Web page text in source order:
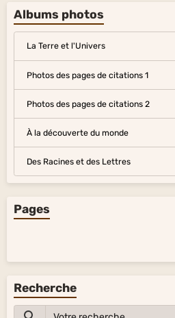
Albums photos
La Terre et l'Univers
Photos des pages de citations 1
Photos des pages de citations 2
À la découverte du monde
Des Racines et des Lettres
Pages
Recherche